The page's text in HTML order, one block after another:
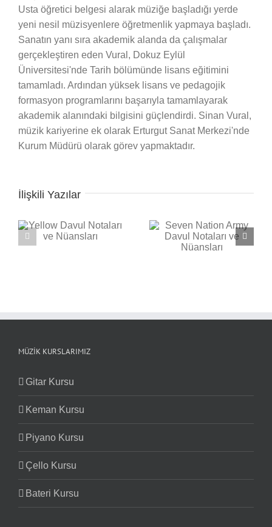
Usta öğretici belgesi alarak müziğe başladığı yerde
yeni nesil müzisyenlere öğretmenlik yapmaya başladı.
Sanatın yanı sıra akademik alanda da çalışmalar
gerçekleştiren eden Vural, Dokuz Eylül
Üniversitesi'nde Tarih bölümünde lisans eğitimini
tamamladı. Ardından yüksek lisans ve pedagojik
formasyon programlarını başarıyla tamamlayarak
akademik alanındaki bilgisini güçlendirdi. Sinan Vural,
müzik kariyerine ek olarak Erturgut Sanat Merkezi'nde
Kurum Müdürü olarak görev yapmaktadır.
İlişkili Yazılar
Seven Nation Army
Back in Black Davul
Notaları ve Nüansları
MÜZIK KURSLARIMIZ
Gitar Kursu
Keman Kursu
Piyano Kursu
Çello Kursu
Bateri Kursu